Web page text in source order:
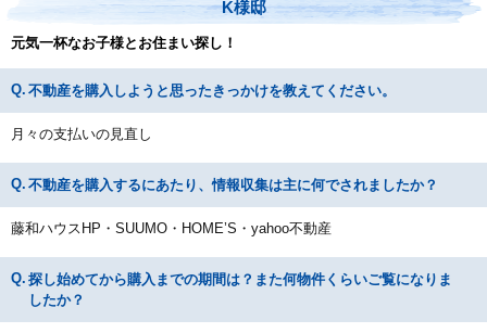
K様邸
元気一杯なお子様とお住まい探し！
不動産を購入しようと思ったきっかけを教えてください。
月々の支払いの見直し
不動産を購入するにあたり、情報収集は主に何でされましたか？
藤和ハウスHP・SUUMO・HOME’S・yahoo不動産
探し始めてから購入までの期間は？また何物件くらいご覧になりま
したか？